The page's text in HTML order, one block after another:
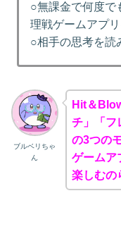
○無課金で何度で
理戦ゲームアプ
○相手の思考を読
ブルベリちゃ
ん
Hit＆
チ」「フ
の3つの
ゲーム
楽しむの